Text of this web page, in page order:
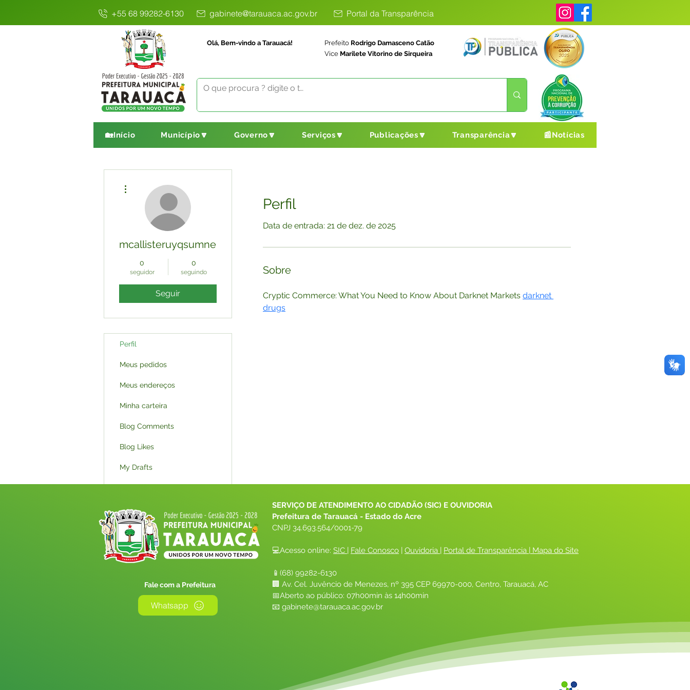
+55 68 99282-6130 gabinete@tarauaca.ac.gov.br Portal da Transparência
Olá, Bem-vindo a Tarauacá! Prefeito Rodrigo Damasceno Catão
Vice Marilete Vitorino de Sirqueira
🏡Início Município🔽 Governo🔽 Serviços🔽 Publicações🔽 Transparência🔽 📰Notícias
Perfil
Data de entrada: 21 de dez. de 2025
Sobre
Cryptic Commerce: What You Need to Know About Darknet Markets darknet
drugs
mcallisteruyqsumner
0
seguidor
0
seguindo
Seguir
Perfil
Meus pedidos
Meus endereços
Minha carteira
Blog Comments
Blog Likes
My Drafts
Events
Licitações_Nova
Fale com a Prefeitura
Whatsapp
SERVIÇO DE ATENDIMENTO AO CIDADÃO (SIC) E OUVIDORIA
Prefeitura de Tarauacá - Estado do Acre
CNPJ 34.693.564/0001-79
💻Acesso online: SIC | Fale Conosco | Ouvidoria | Portal de Transparência | Mapa do Site
📱(68) 99282-6130
🏢 Av. Cel. Juvêncio de Menezes, nº 395 CEP 69970-000, Centro, Tarauacá, AC
📅Aberto ao público: 07h00min às 14h00min
📧 gabinete@tarauaca.ac.gov.br